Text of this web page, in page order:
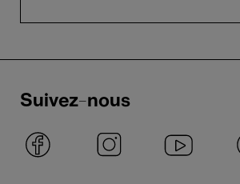
Suivez-nous